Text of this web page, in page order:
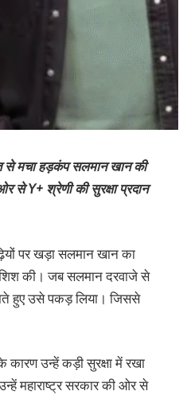
से मचा हड़कंप सलमान खान की
से Y+ श्रेणी की सुरक्षा प्रदान
पर खड़ा सलमान खान का
की। जब सलमान दरवाजे से
हुए उसे पकड़ लिया। जिससे
उन्हें कड़ी सुरक्षा में रखा
महाराष्ट्र सरकार की ओर से